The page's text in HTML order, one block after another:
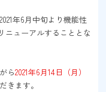
年6月中旬より機能性
ニューアルすることとな
ら2021年6月14日（月）
きます。